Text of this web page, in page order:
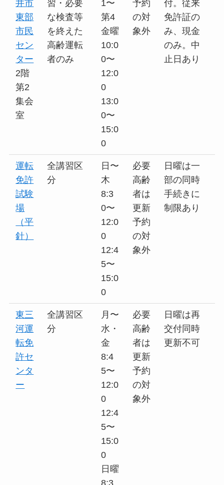
井市
東部
市民
セン
ター
2階
第2
集会
室
習・必要
な検査等
を終えた
高齢運転
者のみ
1〜
第4
金曜
10:0
0〜
12:0
0
13:0
0〜
15:0
0
予約
の対
象外
付。従来
免許証の
み、現金
のみ。中
止日あり
運転
免許
試験
場
（平
針）
全講習区
分
日〜
木
8:3
0〜
12:0
0
12:4
5〜
15:0
0
必要
高齢
者は
更新
予約
の対
象外
日曜は一
部の同時
手続きに
制限あり
東三
河運
転免
許セ
ンタ
ー
全講習区
分
月〜
水・
金
8:4
5〜
12:0
0
12:4
5〜
15:0
0
日曜
必要
高齢
者は
更新
予約
の対
象外
日曜は再
交付同時
更新不可